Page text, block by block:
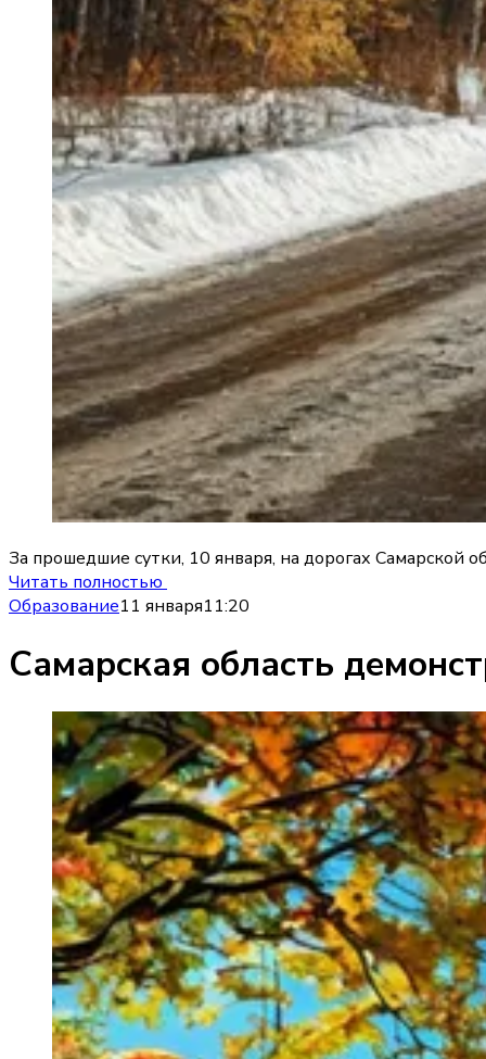
За прошедшие сутки, 10 января, на дорогах Самарской
Читать полностью
Образование11 января11:20
Самарская область